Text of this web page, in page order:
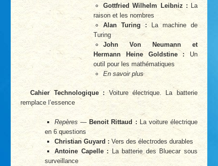
Gottfried Wilhelm Leibniz : La
raison et les nombres
Alan Turing : La machine de
Turing
John Von Neumann et
Hermann Heine Goldstine : Un
outil pour les mathématiques
En savoir plus
Cahier Technologique : Voiture électrique. La batterie
remplace l’essence
Repères — Benoit Rittaud : La voiture électrique
en 6 questions
Christian Guyard : Vers des électrodes durables
Antoine Capelle : La batterie des Bluecar sous
surveillance